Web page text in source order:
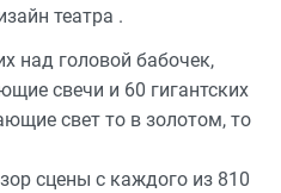
театра .
над головой бабочек,
свечи и 60 гигантских
свет то в золотом, то
сцены с каждого из 810